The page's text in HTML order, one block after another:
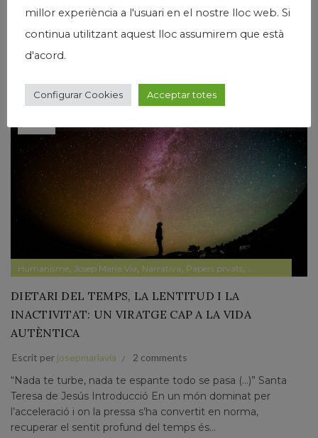
Llegir Més
04
Humanisme, Josep Maria Via, Narrativa, Papers prvats, Pensament
DIETARI DEL TEMPS, LA LENTITUD I LA
INACTIVITAT: UN VIRATGE CAP A LA VIDA
AUTÈNTICA
Escrit per josepmariavia 2 comments
“Nada te turbe, nada te espante todo se pasa (…)” Santa
Teresa de Jesús Introducció En un món dominat per
l’acceleració i on la pressa s’ha convertit en norma,
recuperar el sentit profund del temps és...
millor experiència a l'usuari en el nostre lloc web. Si
continua utilitzant aquest lloc assumirem que està
d'acord.
Configurar Cookies Acceptar totes